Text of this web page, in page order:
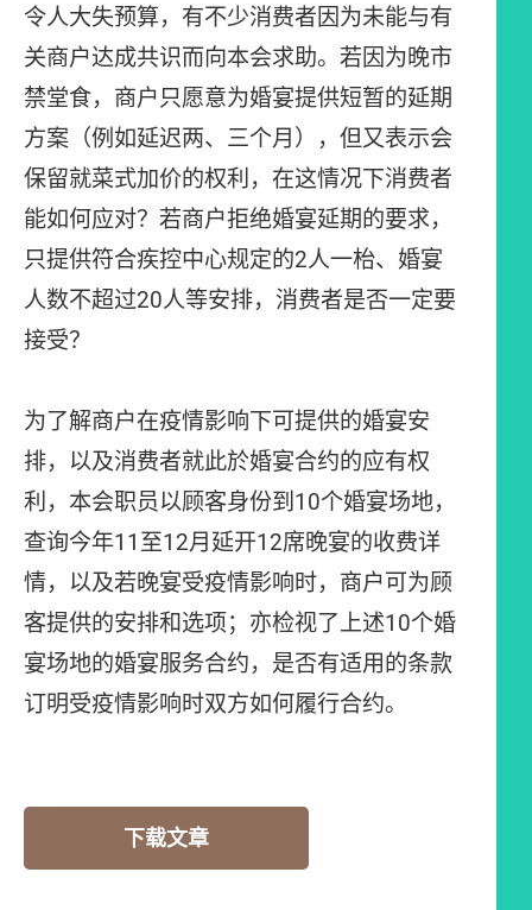
令人大失预算，有不少消费者因为未能与有
关商户达成共识而向本会求助。若因为晚市
禁堂食，商户只愿意为婚宴提供短暂的延期
方案（例如延迟两、三个月），但又表示会
保留就菜式加价的权利，在这情况下消费者
能如何应对？若商户拒绝婚宴延期的要求，
只提供符合疾控中心规定的2人一枱、婚宴
人数不超过20人等安排，消费者是否一定要
接受？
为了解商户在疫情影响下可提供的婚宴安
排，以及消费者就此於婚宴合约的应有权
利，本会职员以顾客身份到10个婚宴场地，
查询今年11至12月延开12席晚宴的收费详
情，以及若晚宴受疫情影响时，商户可为顾
客提供的安排和选项；亦检视了上述10个婚
宴场地的婚宴服务合约，是否有适用的条款
订明受疫情影响时双方如何履行合约。
下载文章